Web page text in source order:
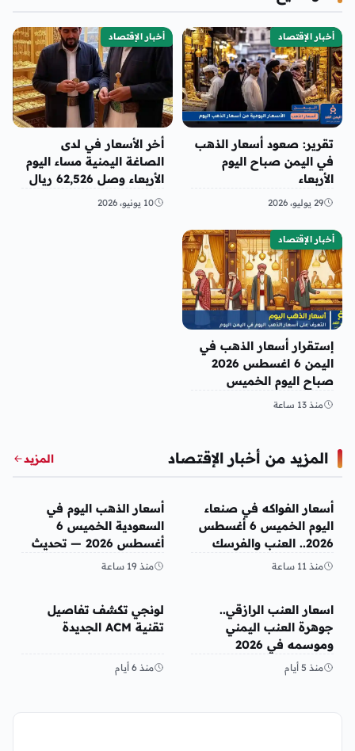
أخبار الإقتصاد
تقرير: صعود أسعار الذهب
في اليمن صباح اليوم
الأربعاء
29 يوليو، 2026
أخبار الإقتصاد
أخر الأسعار في لدى
الصاغة اليمنية مساء اليوم
الأربعاء وصل 62,526 ريال
10 يونيو، 2026
أخبار الإقتصاد
إستقرار أسعار الذهب في
اليمن 6 اغسطس 2026
صباح اليوم الخميس
منذ 13 ساعة
المزيد من أخبار الإقتصاد المزيد
أخبار الإقتصاد
أسعار الفواكه في صنعاء
اليوم الخميس 6 أغسطس
2026.. العنب والفرسك
والرمان في الأسواق
منذ 11 ساعة
أخبار الإقتصاد
أسعار الذهب اليوم في
السعودية الخميس 6
أغسطس 2026 — تحديث
مباشر
منذ 19 ساعة
أخبار الإقتصاد
اسعار العنب الرازقي..
جوهرة العنب اليمني
وموسمه في 2026
منذ 5 أيام
أخبار الإقتصاد
لونجي تكشف تفاصيل
تقنية ACM الجديدة
منذ 6 أيام